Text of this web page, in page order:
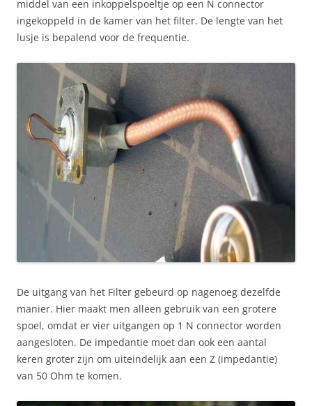
middel van een inkoppelspoeltje op een N connector
ingekoppeld in de kamer van het filter. De lengte van het
lusje is bepalend voor de frequentie.
De uitgang van het Filter gebeurd op nagenoeg dezelfde
manier. Hier maakt men alleen gebruik van een grotere
spoel, omdat er vier uitgangen op 1 N connector worden
aangesloten. De impedantie moet dan ook een aantal
keren groter zijn om uiteindelijk aan een Z (impedantie)
van 50 Ohm te komen.